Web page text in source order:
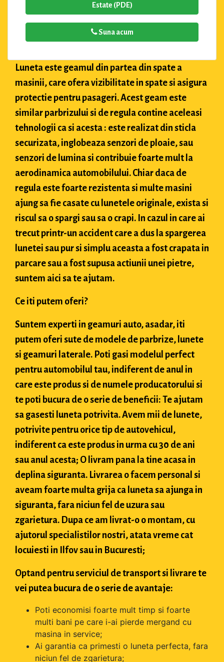
Estate (PDE)
Suna acum
Luneta este geamul din partea din spate a
masinii, care ofera vizibilitate in spate si asigura
protectie pentru pasageri. Acest geam este
similar parbrizului si de regula contine aceleasi
tehnologii ca si acesta : este realizat din sticla
securizata, inglobeaza senzori de ploaie, sau
senzori de lumina si contribuie foarte mult la
aerodinamica automobilului. Chiar daca de
regula este foarte rezistenta si multe masini
ajung sa fie casate cu lunetele originale, exista si
riscul sa o spargi sau sa o crapi. In cazul in care ai
trecut printr-un accident care a dus la spargerea
lunetei sau pur si simplu aceasta a fost crapata in
parcare sau a fost supusa actiunii unei pietre,
suntem aici sa te ajutam.
Ce iti putem oferi?
Suntem experti in geamuri auto, asadar, iti
putem oferi sute de modele de parbrize, lunete
si geamuri laterale. Poti gasi modelul perfect
pentru automobilul tau, indiferent de anul in
care este produs si de numele producatorului si
te poti bucura de o serie de beneficii: Te ajutam
sa gasesti luneta potrivita. Avem mii de lunete,
potrivite pentru orice tip de autovehicul,
indiferent ca este produs in urma cu 30 de ani
sau anul acesta; O livram pana la tine acasa in
deplina siguranta. Livrarea o facem personal si
aveam foarte multa grija ca luneta sa ajunga in
siguranta, fara niciun fel de uzura sau
zgarietura. Dupa ce am livrat-o o montam, cu
ajutorul specialistilor nostri, atata vreme cat
locuiesti in Ilfov sau in Bucuresti;
Optand pentru serviciul de transport si livrare te
vei putea bucura de o serie de avantaje:
Poti economisi foarte mult timp si foarte
multi bani pe care i-ai pierde mergand cu
masina in service;
Ai garantia ca primesti o luneta perfecta, fara
niciun fel de zgarietura;